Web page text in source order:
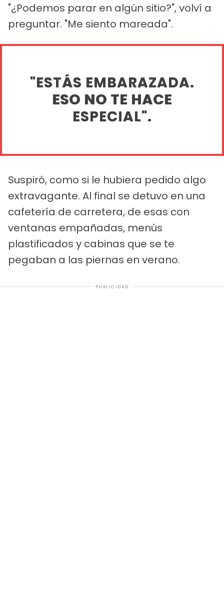
"¿Podemos parar en algún sitio?", volví a
preguntar. "Me siento mareada".
"ESTÁS EMBARAZADA.
ESO NO TE HACE
ESPECIAL".
Suspiró, como si le hubiera pedido algo
extravagante. Al final se detuvo en una
cafetería de carretera, de esas con
ventanas empañadas, menús
plastificados y cabinas que se te
pegaban a las piernas en verano.
PUBLICIDAD